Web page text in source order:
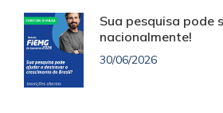
Sua pesquisa pode
nacionalmente!
30/06/2026